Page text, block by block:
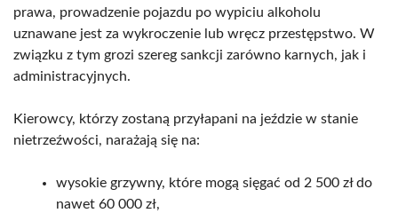
prawa, prowadzenie pojazdu po wypiciu alkoholu
uznawane jest za wykroczenie lub wręcz przestępstwo. W
związku z tym grozi szereg sankcji zarówno karnych, jak i
administracyjnych.
Kierowcy, którzy zostaną przyłapani na jeździe w stanie
nietrzeźwości, narażają się na:
wysokie grzywny, które mogą sięgać od 2 500 zł do
nawet 60 000 zł,